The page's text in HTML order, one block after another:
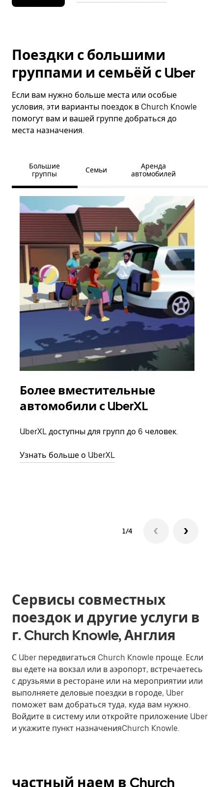
Поездки с большими
группами и семьёй с Uber
Если вам нужно больше места или особые
условия, эти варианты поездок в Church Knowle
помогут вам и вашей группе добраться до
места назначения.
Большие
группы
Семьи
Аренда
автомобилей
Более вместительные
автомобили с UberXL
UberXL доступны для групп до 6 человек.
Узнать больше о UberXL
1/4
Сервисы совместных
поездок и другие услуги в
г. Church Knowle, Англия
С Uber передвигаться Church Knowle проще. Если
вы едете на вокзал или в аэропорт, встречаетесь
с друзьями в ресторане или на мероприятии или
выполняете деловые поездки в городе, Uber
поможет вам добраться туда, куда вам нужно.
Войдите в систему или откройте приложение Uber
и укажите пункт назначенияChurch Knowle.
частный наем в Church